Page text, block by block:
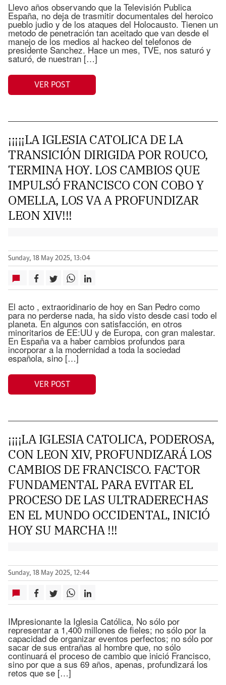
Llevo años observando que la Televisión Publica
España, no deja de trasmitir documentales del heroico
pueblo judio y de los ataques del Holocausto. Tienen un
metodo de penetración tan aceitado que van desde el
manejo de los medios al hackeo del telefonos de
presidente Sanchez. Hace un mes, TVE, nos saturó y
saturó, de nuestran […]
VER POST
¡¡¡¡¡LA IGLESIA CATOLICA DE LA
TRANSICIÓN DIRIGIDA POR ROUCO,
TERMINA HOY. LOS CAMBIOS QUE
IMPULSÓ FRANCISCO CON COBO Y
OMELLA, LOS VA A PROFUNDIZAR
LEON XIV!!!
Sunday, 18 May 2025, 13:04
El acto , extraoridinario de hoy en San Pedro como
para no perderse nada, ha sido visto desde casi todo el
planeta. En algunos con satisfacción, en otros
minoritarios de EE:UU y de Europa, con gran malestar.
En España va a haber cambios profundos para
incorporar a la modernidad a toda la sociedad
española, sino […]
VER POST
¡¡¡¡LA IGLESIA CATOLICA, PODEROSA,
CON LEON XIV, PROFUNDIZARÁ LOS
CAMBIOS DE FRANCISCO. FACTOR
FUNDAMENTAL PARA EVITAR EL
PROCESO DE LAS ULTRADERECHAS
EN EL MUNDO OCCIDENTAL, INICIÓ
HOY SU MARCHA !!!
Sunday, 18 May 2025, 12:44
IMpresionante la Iglesia Católica, No sólo por
representar a 1,400 millones de fieles; no sólo por la
capacidad de organizar eventos perfectos; no sólo por
sacar de sus entrañas al hombre que, no sólo
continuará el proceso de cambio que inició Francisco,
sino por que a sus 69 años, apenas, profundizará los
retos que se […]